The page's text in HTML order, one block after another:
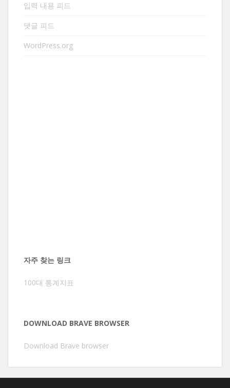
입력 내용 피드
댓글 피드
WordPress.org
자주 찾는 링크
100대 통계지표
DOWNLOAD BRAVE BROWSER
Download Brave browser